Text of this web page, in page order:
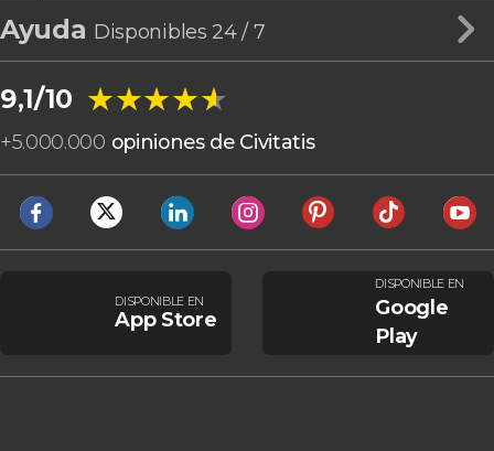
Ayuda Disponibles 24 / 7
9,1/10 ★★★★★
★★★★★
+5.000.000 opiniones de Civitatis
DISPONIBLE EN
App Store
DISPONIBLE EN
Google
Play